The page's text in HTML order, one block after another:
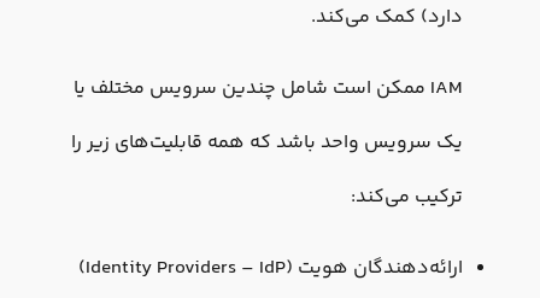
دارد) کمک می‌کند.
IAM ممکن است شامل چندین سرویس مختلف یا
یک سرویس واحد باشد که همه قابلیت‌های زیر را
ترکیب می‌کند:
ارائه‌دهندگان هویت (Identity Providers – IdP)